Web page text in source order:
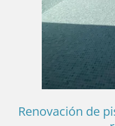
Renovación de